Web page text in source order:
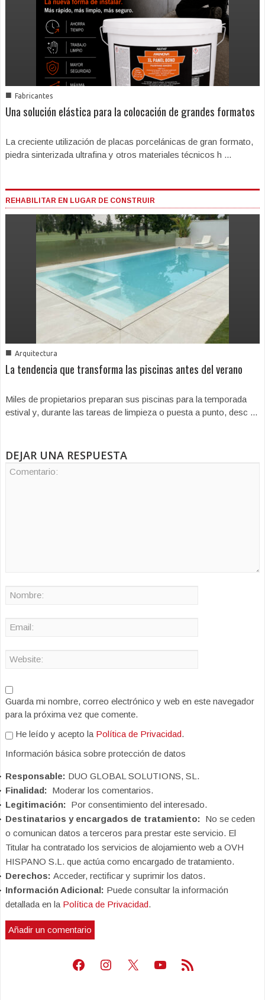
■ Fabricantes
Una solución elástica para la colocación de grandes formatos
La creciente utilización de placas porcelánicas de gran formato,
piedra sinterizada ultrafina y otros materiales técnicos h ...
REHABILITAR EN LUGAR DE CONSTRUIR
■ Arquitectura
La tendencia que transforma las piscinas antes del verano
Miles de propietarios preparan sus piscinas para la temporada
estival y, durante las tareas de limpieza o puesta a punto, desc ...
DEJAR UNA RESPUESTA
Guarda mi nombre, correo electrónico y web en este navegador
para la próxima vez que comente.
He leído y acepto la Política de Privacidad.
Información básica sobre protección de datos
Responsable: DUO GLOBAL SOLUTIONS, SL.
Finalidad: Moderar los comentarios.
Legitimación: Por consentimiento del interesado.
Destinatarios y encargados de tratamiento: No se ceden
o comunican datos a terceros para prestar este servicio. El
Titular ha contratado los servicios de alojamiento web a OVH
HISPANO S.L. que actúa como encargado de tratamiento.
Derechos: Acceder, rectificar y suprimir los datos.
Información Adicional: Puede consultar la información
detallada en la Política de Privacidad.
Facebook
Instagram
X Youtube
Feed RSS